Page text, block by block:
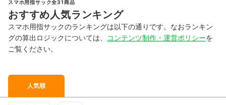
スマホ用指サック全31商品
おすすめ人気ランキング
スマホ用指サックのランキングは以下の通りです。なおランキン
グの算出ロジックについては、
コンテンツ制作・運営ポリシーを
ご覧ください。
人気順